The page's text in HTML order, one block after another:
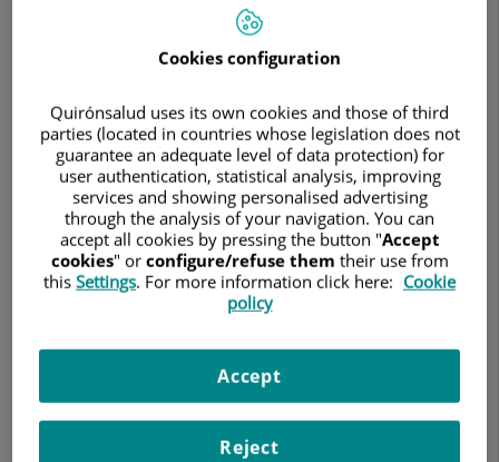
salud
mental
2 de junio de 2026
HOSPITAL UNIVERSITARI SAGRAT COR
El Hospital de día Infantojuvenil del Hospital Universitari
Sagrat Cor ha organizado una nueva edición de sus jornadas
de educación emocional como terapia para los trastornos de
salud mental. Una jornada que ha tenido lugar en La Granja
participado hasta 17 pacientes, acompañadas por dos
educadores especializados en educación emocional aplicada
Cookies configuration
Quirónsalud uses its own cookies and those of third
parties (located in countries whose legislation does not
guarantee an adequate level of data protection) for
user authentication, statistical analysis, improving
services and showing personalised advertising
through the analysis of your navigation. You can
accept all cookies by pressing the button "Accept
cookies" or configure/refuse them their use from
this Settings. For more information click here: Cookie
policy
Reject
Accept